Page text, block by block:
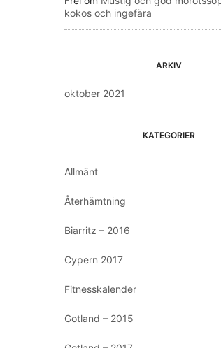
kokos och ingefära
ARKIV
oktober 2021
KATEGORIER
Allmänt
Återhämtning
Biarritz – 2016
Cypern 2017
Fitnesskalender
Gotland – 2015